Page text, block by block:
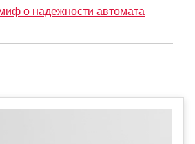
о надежности автомата